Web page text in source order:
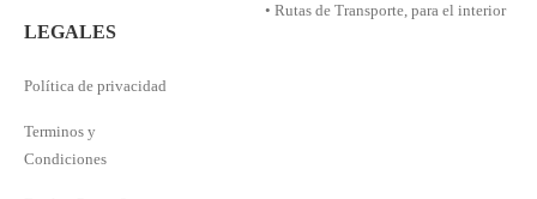
LEGALES
Política de privacidad
Terminos y
Condiciones
• Rutas de Transporte, para el interior